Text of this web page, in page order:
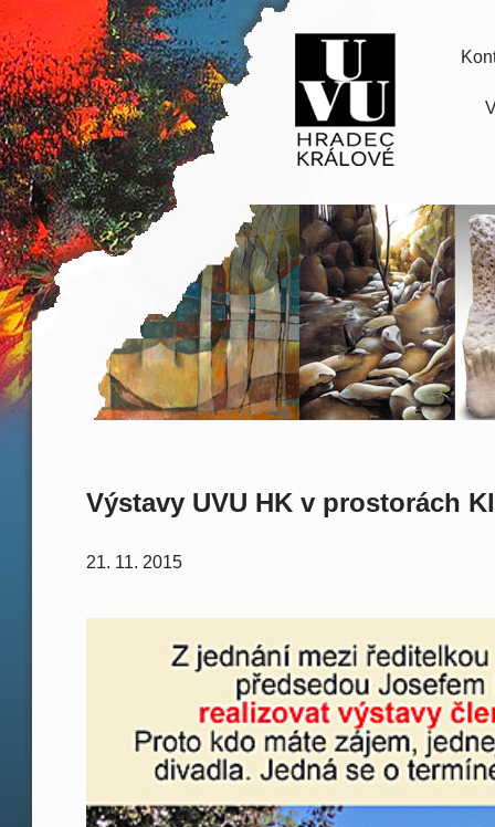
Výstavy UVU HK v prostorách
21. 11. 2015